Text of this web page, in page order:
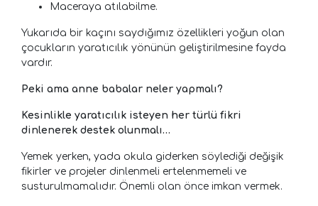
Maceraya atılabilme.
Yukarıda bir kaçını saydığımız özellikleri yoğun olan
çocukların yaratıcılık yönünün geliştirilmesine fayda
vardır.
Peki ama anne babalar neler yapmalı?
Kesinlikle yaratıcılık isteyen her türlü fikri
dinlenerek destek olunmalı…
Yemek yerken, yada okula giderken söylediği değişik
fikirler ve projeler dinlenmeli ertelenmemeli ve
susturulmamalıdır. Önemli olan önce imkan vermek.